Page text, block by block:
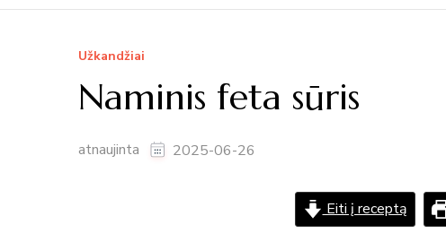
Užkandžiai
Naminis feta sūris
atnaujinta 2025-06-26
Eiti į receptą